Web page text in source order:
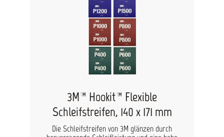
3M™ Hookit™ Flexible
Schleifstreifen, 140 x 171 mm
Die Schleifstreifen von 3M glänzen durch